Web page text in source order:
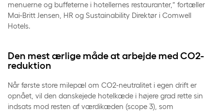
menuerne og buffeterne i hotellernes restauranter,” fortæller
Mai-Britt Jensen, HR og Sustainability Direktør i Comwell
Hotels.
Den mest ærlige måde at arbejde med CO2-
reduktion
Når første store milepæl om CO2-neutralitet i egen drift er
opnået, vil den danskejede hotelkæde i højere grad rette sin
indsats mod resten af værdikæden (scope 3), som